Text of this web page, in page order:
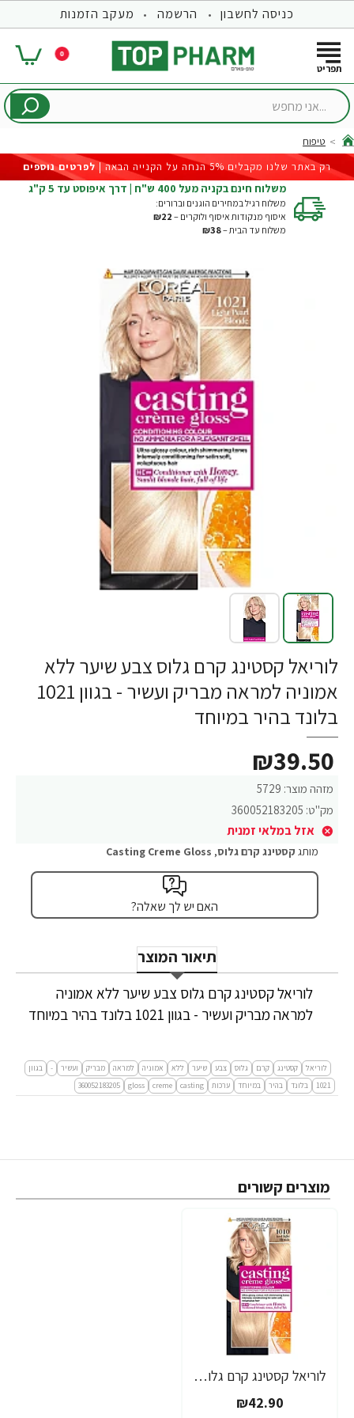
כניסה לחשבון הרשמה מעקב הזמנות
0
...אני
home
טיפוח
רק באתר שלנו מקבלים 5% הנחה על הקנייה הבאה |
לפרטים נוספים
משלוח חינם בקניה מעל 400 ש"ח | דרך איפוסט עד 5 ק"ג
משלוח רגיל במחירים הוגנים וברורים:
איסוף מנקודות איסוף ולוקרים – ₪22
משלוח עד הבית –₪38
לוריאל קסטינג קרם גלוס צבע שיער ללא
אמוניה למראה מבריק ועשיר - בגוון 1021
בלונד בהיר במיוחד
מזהה מוצר: 5729
מק"ט: 360052183205
אזל במלאי זמנית
₪39.50
מותג קסטינג קרם גלוס,
Casting Creme Gloss
האם יש לך שאלה?
תיאור המוצר
לוריאל קסטינג קרם גלוס צבע שיער ללא אמוניה
למראה מבריק ועשיר - בגוון 1021 בלונד בהיר במיוחד
לוריאל קסטינג קרם גלוס צבע שיער ללא אמוניה למראה מבריק ועשיר -
בגוון
1021
בלונד בהיר במיוחד ערכות casting
creme
gloss
360052183205
מוצרים קשורים
לוריאל קסטינג קרם גלוס צבע שיער ללא אמוניה למראה מבריק ועשיר - בגוון 1010 בלונד סופר בהיר
₪42.90